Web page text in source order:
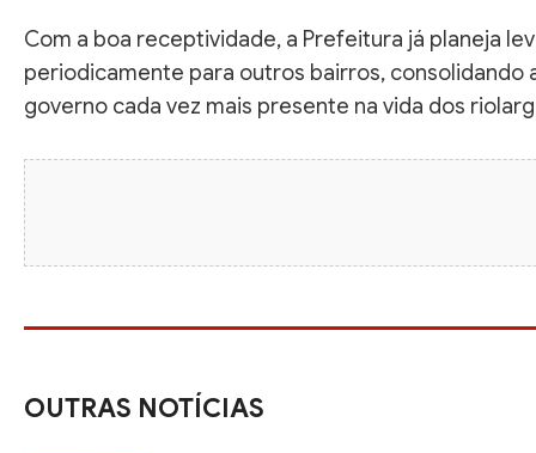
Com a boa receptividade, a Prefeitura já planeja
periodicamente para outros bairros, consolidando
governo cada vez mais presente na vida dos
OUTRAS NOTÍCIAS